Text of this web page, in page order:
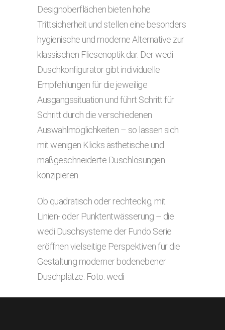
Designoberflächen bieten hohe
Trittsicherheit und stellen eine besonders
hygienische und moderne Alternative zur
klassischen Fliesenoptik dar. Der wedi
Duschkonfigurator gibt individuelle
Empfehlungen für die jeweilige
Ausgangssituation und führt Schritt für
Schritt durch die verschiedenen
Auswahlmöglichkeiten – so lassen sich
mit wenigen Klicks ästhetische und
maßgeschneiderte Duschlösungen
konzipieren.
Ob quadratisch oder rechteckig, mit
Linien- oder Punktentwässerung – die
wedi Duschsysteme der Fundo Serie
eröffnen vielseitige Perspektiven für die
Gestaltung moderner bodenebener
Duschplätze. Foto: wedi